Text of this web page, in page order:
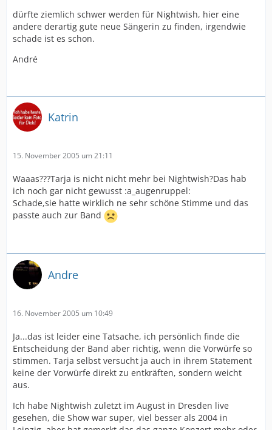
dürfte ziemlich schwer werden für Nightwish, hier eine
andere derartig gute neue Sängerin zu finden, irgendwie
schade ist es schon.
André
Katrin
15. November 2005 um 21:11
Waaas???Tarja is nicht nicht mehr bei Nightwish?Das hab
ich noch gar nicht gewusst :a_augenruppel:
Schade,sie hatte wirklich ne sehr schöne Stimme und das
passte auch zur Band
Andre
16. November 2005 um 10:49
Ja...das ist leider eine Tatsache, ich persönlich finde die
Entscheidung der Band aber richtig, wenn die Vorwürfe so
stimmen. Tarja selbst versucht ja auch in ihrem Statement
keine der Vorwürfe direkt zu entkräften, sondern weicht
aus.
Ich habe Nightwish zuletzt im August in Dresden live
gesehen, die Show war super, viel besser als 2004 in